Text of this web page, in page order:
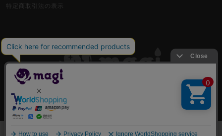
特定商取引法の表示
古物商許可番号 株式会社ジラフ 東京都公安委員会 第303311606477号
COPYRIGHT © 2019 Jiraffe Inc.